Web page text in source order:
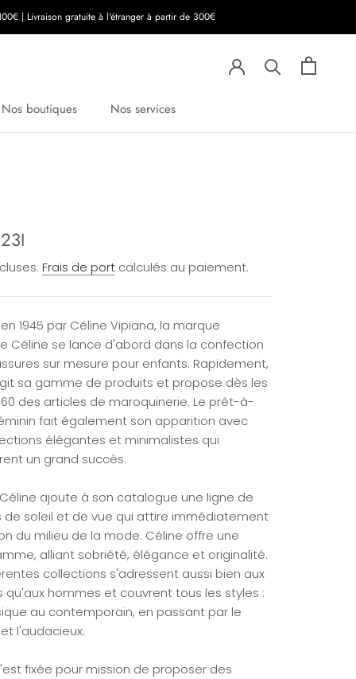
| Livraison gratuite à l'étranger à partir de 300€
Nos boutiques Nos services
Frais de port calculés au paiement.
1945 par Céline Vipiana, la marque
Céline se lance d'abord dans la confection
sur mesure pour enfants. Rapidement,
sa gamme de produits et propose dès les
des articles de maroquinerie. Le prêt-à-
fait également son apparition avec
élégantes et minimalistes qui
un grand succès.
Céline ajoute à son catalogue une ligne de
de soleil et de vue qui attire immédiatement
du milieu de la mode. Céline offre une
alliant sobriété, élégance et originalité.
collections s'adressent aussi bien aux
qu'aux hommes et couvrent tous les styles :
au contemporain, en passant par le
l'audacieux.
fixée pour mission de proposer des